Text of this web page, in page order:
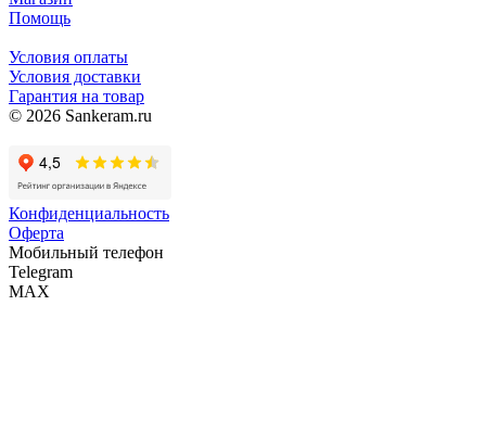
Помощь
Условия оплаты
Условия доставки
Гарантия на товар
© 2026 Sankeram.ru
Конфиденциальность
Оферта
Мобильный телефон
Telegram
MAX